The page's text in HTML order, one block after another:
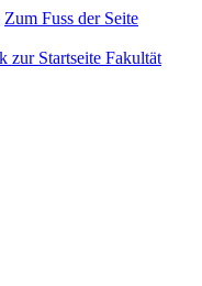
Zum Fuss der Seite
Fakultät